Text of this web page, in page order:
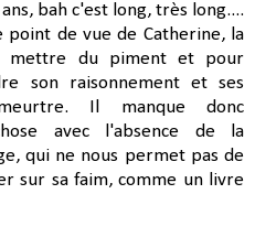
bah c'est long, très long....
point de vue de Catherine, la
mettre du piment et pour
son raisonnement et ses
Il manque donc
avec l'absence de la
qui ne nous permet pas de
sur sa faim, comme un livre